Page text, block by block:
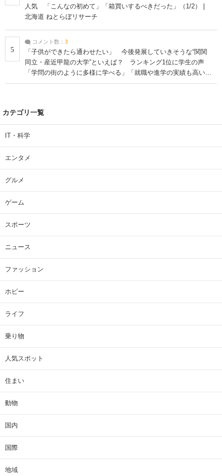
人気 「こんなの初めて」「箱買いするべきだった」（1/2） |
北海道 ねとらぼリサーチ
5
コメント数： 3
「子供ができたら通わせたい」 今後発展していきそうな“関関
同立・産近甲龍の大学”といえば？ ランキング1位に学生の声
「学問の街のように多様に学べる」「就職や進学の実績も高い」
| 大学 ねとらぼリサーチ
カテゴリ一覧
IT・科学
エンタメ
グルメ
ゲーム
スポーツ
ニュース
ファッション
ホビー
ライフ
乗り物
人気スポット
住まい
動物
国内
国際
地域